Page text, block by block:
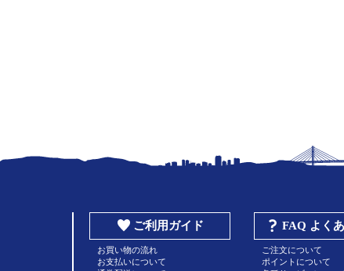
ご利用ガイド
お買い物の流れ
お支払いについて
FAQ よく
ご注文について
ポイントについて